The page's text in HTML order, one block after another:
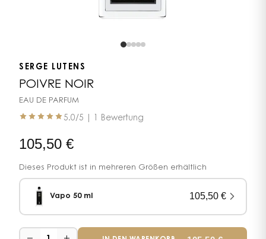
SERGE LUTENS
POIVRE NOIR
EAU DE PARFUM
5.0/5 | 1 Bewertung
105,50 €
Dieses Produkt ist in mehreren Größen erhältlich
Vapo 50 ml 105,50€